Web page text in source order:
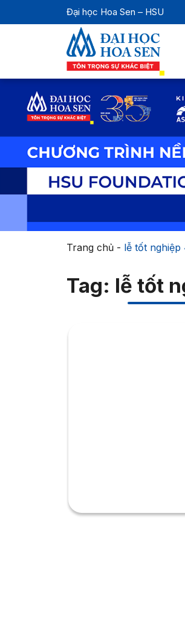
Đại học Hoa Sen – HSU
Trang chủ- lễ tốt nghiệp
Tag: lễ tốt